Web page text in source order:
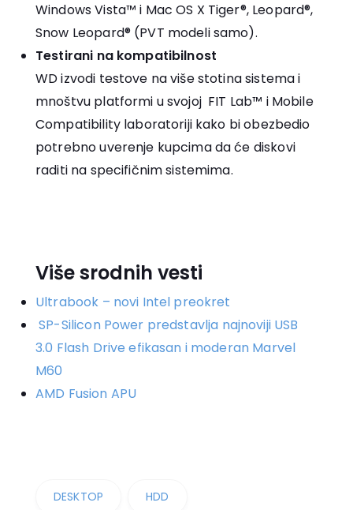
Windows Vista™ i Mac OS X Tiger®, Leopard®,
Snow Leopard® (PVT modeli samo).
Testirani na kompatibilnost
WD izvodi testove na više stotina sistema i
mnoštvu platformi u svojoj FIT Lab™ i Mobile
Compatibility laboratoriji kako bi obezbedio
potrebno uverenje kupcima da će diskovi
raditi na specifičnim sistemima.
Više srodnih vesti
Ultrabook – novi Intel preokret
SP-Silicon Power predstavlja najnoviji USB
3.0 Flash Drive efikasan i moderan Marvel
M60
AMD Fusion APU
DESKTOP HDD